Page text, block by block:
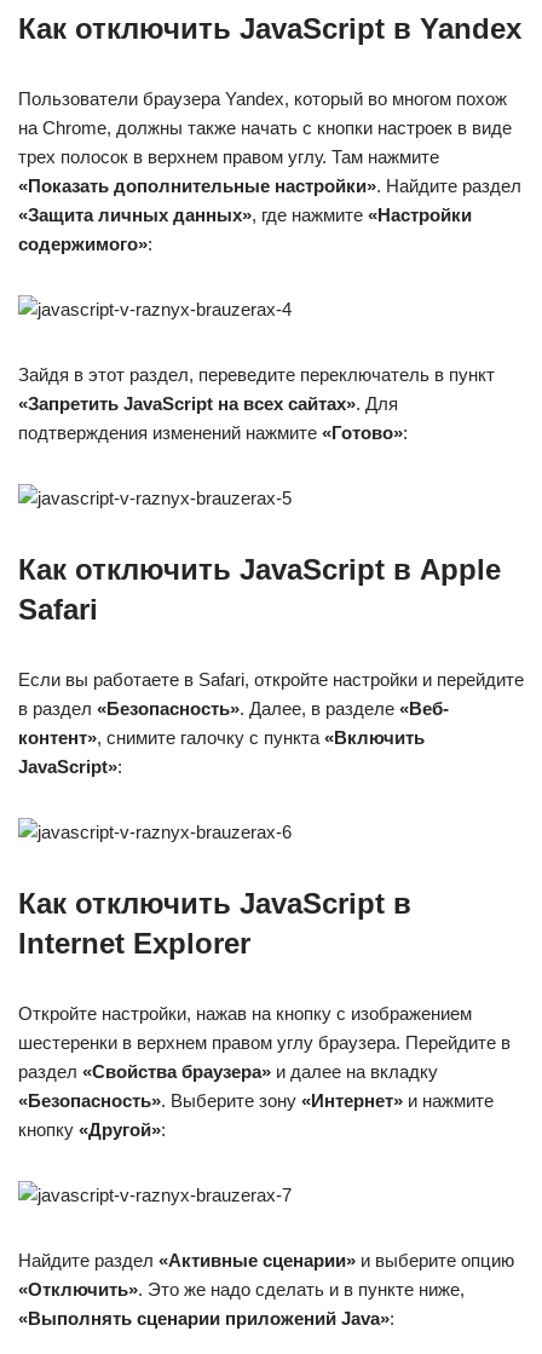
Как отключить JavaScript в Yandex
Пользователи браузера Yandex, который во многом похож
на Chrome, должны также начать с кнопки настроек в виде
трех полосок в верхнем правом углу. Там нажмите
«Показать дополнительные настройки». Найдите раздел
«Защита личных данных», где нажмите «Настройки
содержимого»:
Зайдя в этот раздел, переведите переключатель в пункт
«Запретить JavaScript на всех сайтах». Для
подтверждения изменений нажмите «Готово»:
Как отключить JavaScript в Apple
Safari
Если вы работаете в Safari, откройте настройки и перейдите
в раздел «Безопасность». Далее, в разделе «Веб-
контент», снимите галочку с пункта «Включить
JavaScript»:
Как отключить JavaScript в
Internet Explorer
Откройте настройки, нажав на кнопку с изображением
шестеренки в верхнем правом углу браузера. Перейдите в
раздел «Свойства браузера» и далее на вкладку
«Безопасность». Выберите зону «Интернет» и нажмите
кнопку «Другой»:
Найдите раздел «Активные сценарии» и выберите опцию
«Отключить». Это же надо сделать и в пункте ниже,
«Выполнять сценарии приложений Java»: